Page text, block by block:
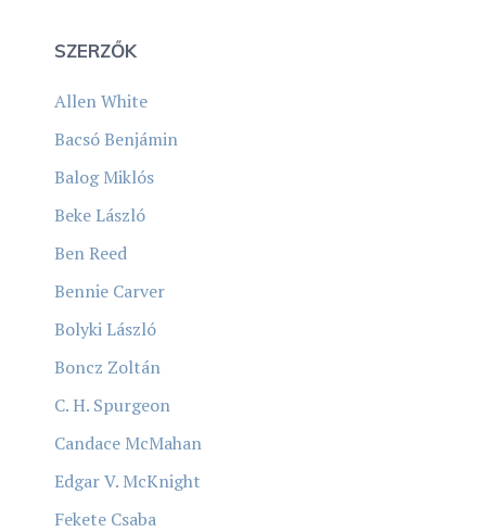
SZERZŐK
Allen White
Bacsó Benjámin
Balog Miklós
Beke László
Ben Reed
Bennie Carver
Bolyki László
Boncz Zoltán
C. H. Spurgeon
Candace McMahan
Edgar V. McKnight
Fekete Csaba